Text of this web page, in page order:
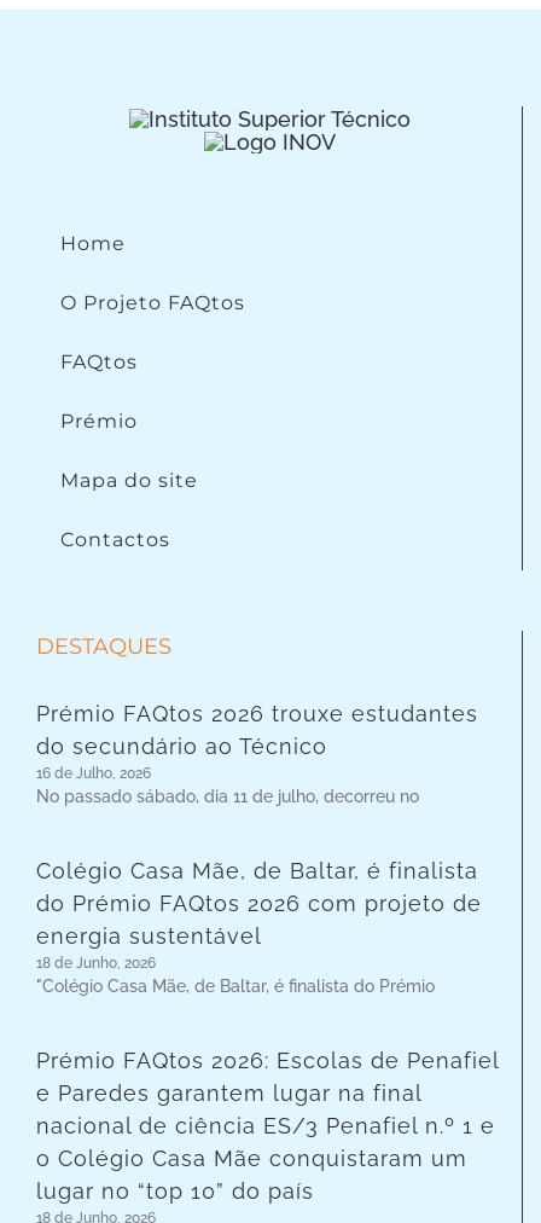
Home
O Projeto FAQtos
FAQtos
Prémio
Mapa do site
Contactos
DESTAQUES
Prémio FAQtos 2026 trouxe estudantes
do secundário ao Técnico
16 de Julho, 2026
No passado sábado, dia 11 de julho, decorreu no
Colégio Casa Mãe, de Baltar, é finalista
do Prémio FAQtos 2026 com projeto de
energia sustentável
18 de Junho, 2026
"Colégio Casa Mãe, de Baltar, é finalista do Prémio
Prémio FAQtos 2026: Escolas de Penafiel
e Paredes garantem lugar na final
nacional de ciência ES/3 Penafiel n.º 1 e
o Colégio Casa Mãe conquistaram um
lugar no “top 10” do país
18 de Junho, 2026